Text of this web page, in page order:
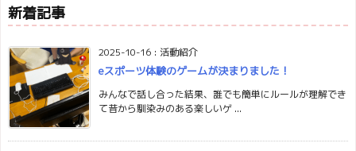
新着記事
2025-10-16 : 活動紹介
eスポーツ体験のゲームが決まりました！
みんなで話し合った結果、誰でも簡単にルールが理解でき
て昔から馴染みのある楽しいゲ ...